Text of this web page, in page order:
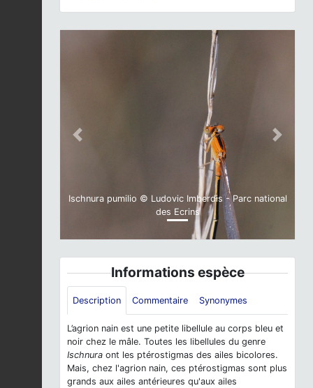
Ischnura pumilio © Ludovic Imberdis - Parc national
des Ecrins
Previous Next
Informations espèce
Description Commentaire Synonymes
L’agrion nain est une petite libellule au corps bleu et
noir chez le mâle. Toutes les libellules du genre
Ischnura ont les ptérostigmas des ailes bicolores.
Mais, chez l'agrion nain, ces ptérostigmas sont plus
grands aux ailes antérieures qu'aux ailes